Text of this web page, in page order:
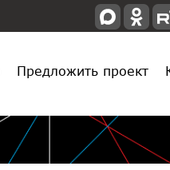
Предложить проект